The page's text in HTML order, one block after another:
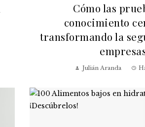
Cómo las
conocimiento
transformando la
Julián Aranda